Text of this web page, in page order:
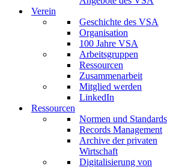
Verein
Geschichte des VSA
Organisation
100 Jahre VSA
Arbeitsgruppen
Ressourcen
Zusammenarbeit
Mitglied werden
LinkedIn
Ressourcen
Normen und Standards
Records Management
Archive der privaten
Wirtschaft
Digitalisierung von